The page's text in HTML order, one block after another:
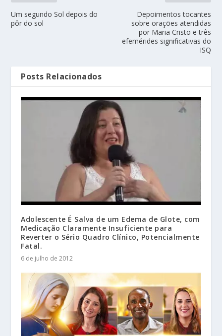
Um segundo Sol depois do
pôr do sol
Depoimentos tocantes
sobre orações atendidas
por Maria Cristo e três
efemérides significativas do
ISQ
Posts Relacionados
Adolescente É Salva de um Edema de Glote, com
Medicação Claramente Insuficiente para
Reverter o Sério Quadro Clínico, Potencialmente
Fatal.
6 de julho de 2012